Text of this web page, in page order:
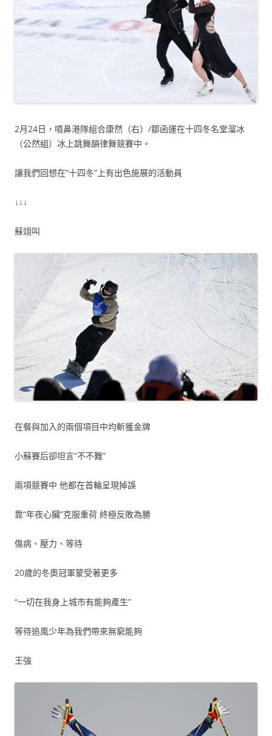
2月24日，噴鼻港隊組合康然（右）/鄒函運在十四冬名堂溜冰
（公然組）冰上跳舞韻律舞競賽中。
讓我們回想在“十四冬”上有出色施展的活動員
↓↓↓
蘇翊叫
在餐與加入的兩個項目中均斬獲金牌
小蘇賽后卻坦言“不不難”
兩項競賽中 他都在首輪呈現掉誤
靠“年夜心臟”克服重荷 終極反敗為勝
傷病、壓力、等待
20歲的冬奧冠軍蒙受著更多
“一切在我身上城市有能夠產生”
等待追風少年為我們帶來無窮能夠
王強